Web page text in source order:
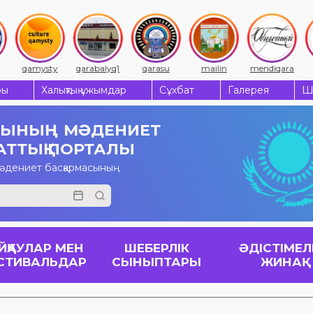
qamysty qarabalyq1 qarasu mailin mendiqara
Халықтық ұжымдар Сұхбат Галерея
МӘДЕНИЕТ
ПОРТАЛЫ
басқармасының
МЕН
ШЕБЕРЛІК
СЫНЫПТАРЫ
ЖИНАҚ